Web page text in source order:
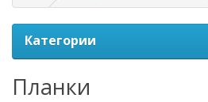
Категории
Планки